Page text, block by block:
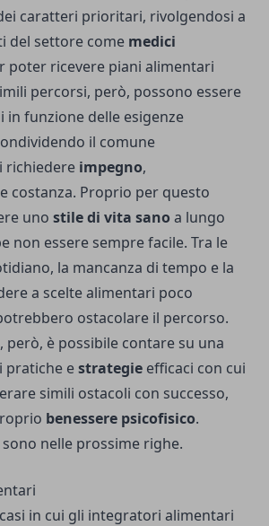
caratteri prioritari, rivolgendosi a
del settore come medici
poter ricevere piani alimentari
percorsi, però, possono essere
in funzione delle esigenze
il comune
richiedere impegno,
costanza. Proprio per questo
uno stile di vita sano a lungo
non essere sempre facile. Tra le
la mancanza di tempo e la
a scelte alimentari poco
ostacolare il percorso.
però, è possibile contare su una
pratiche estrategie efficaci con cui
simili ostacoli con successo,
benessere psicofisico.
nelle prossime righe.
in cui gli integratori alimentari